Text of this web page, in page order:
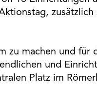
zusätzlich
zu machen und für
und
Platz im